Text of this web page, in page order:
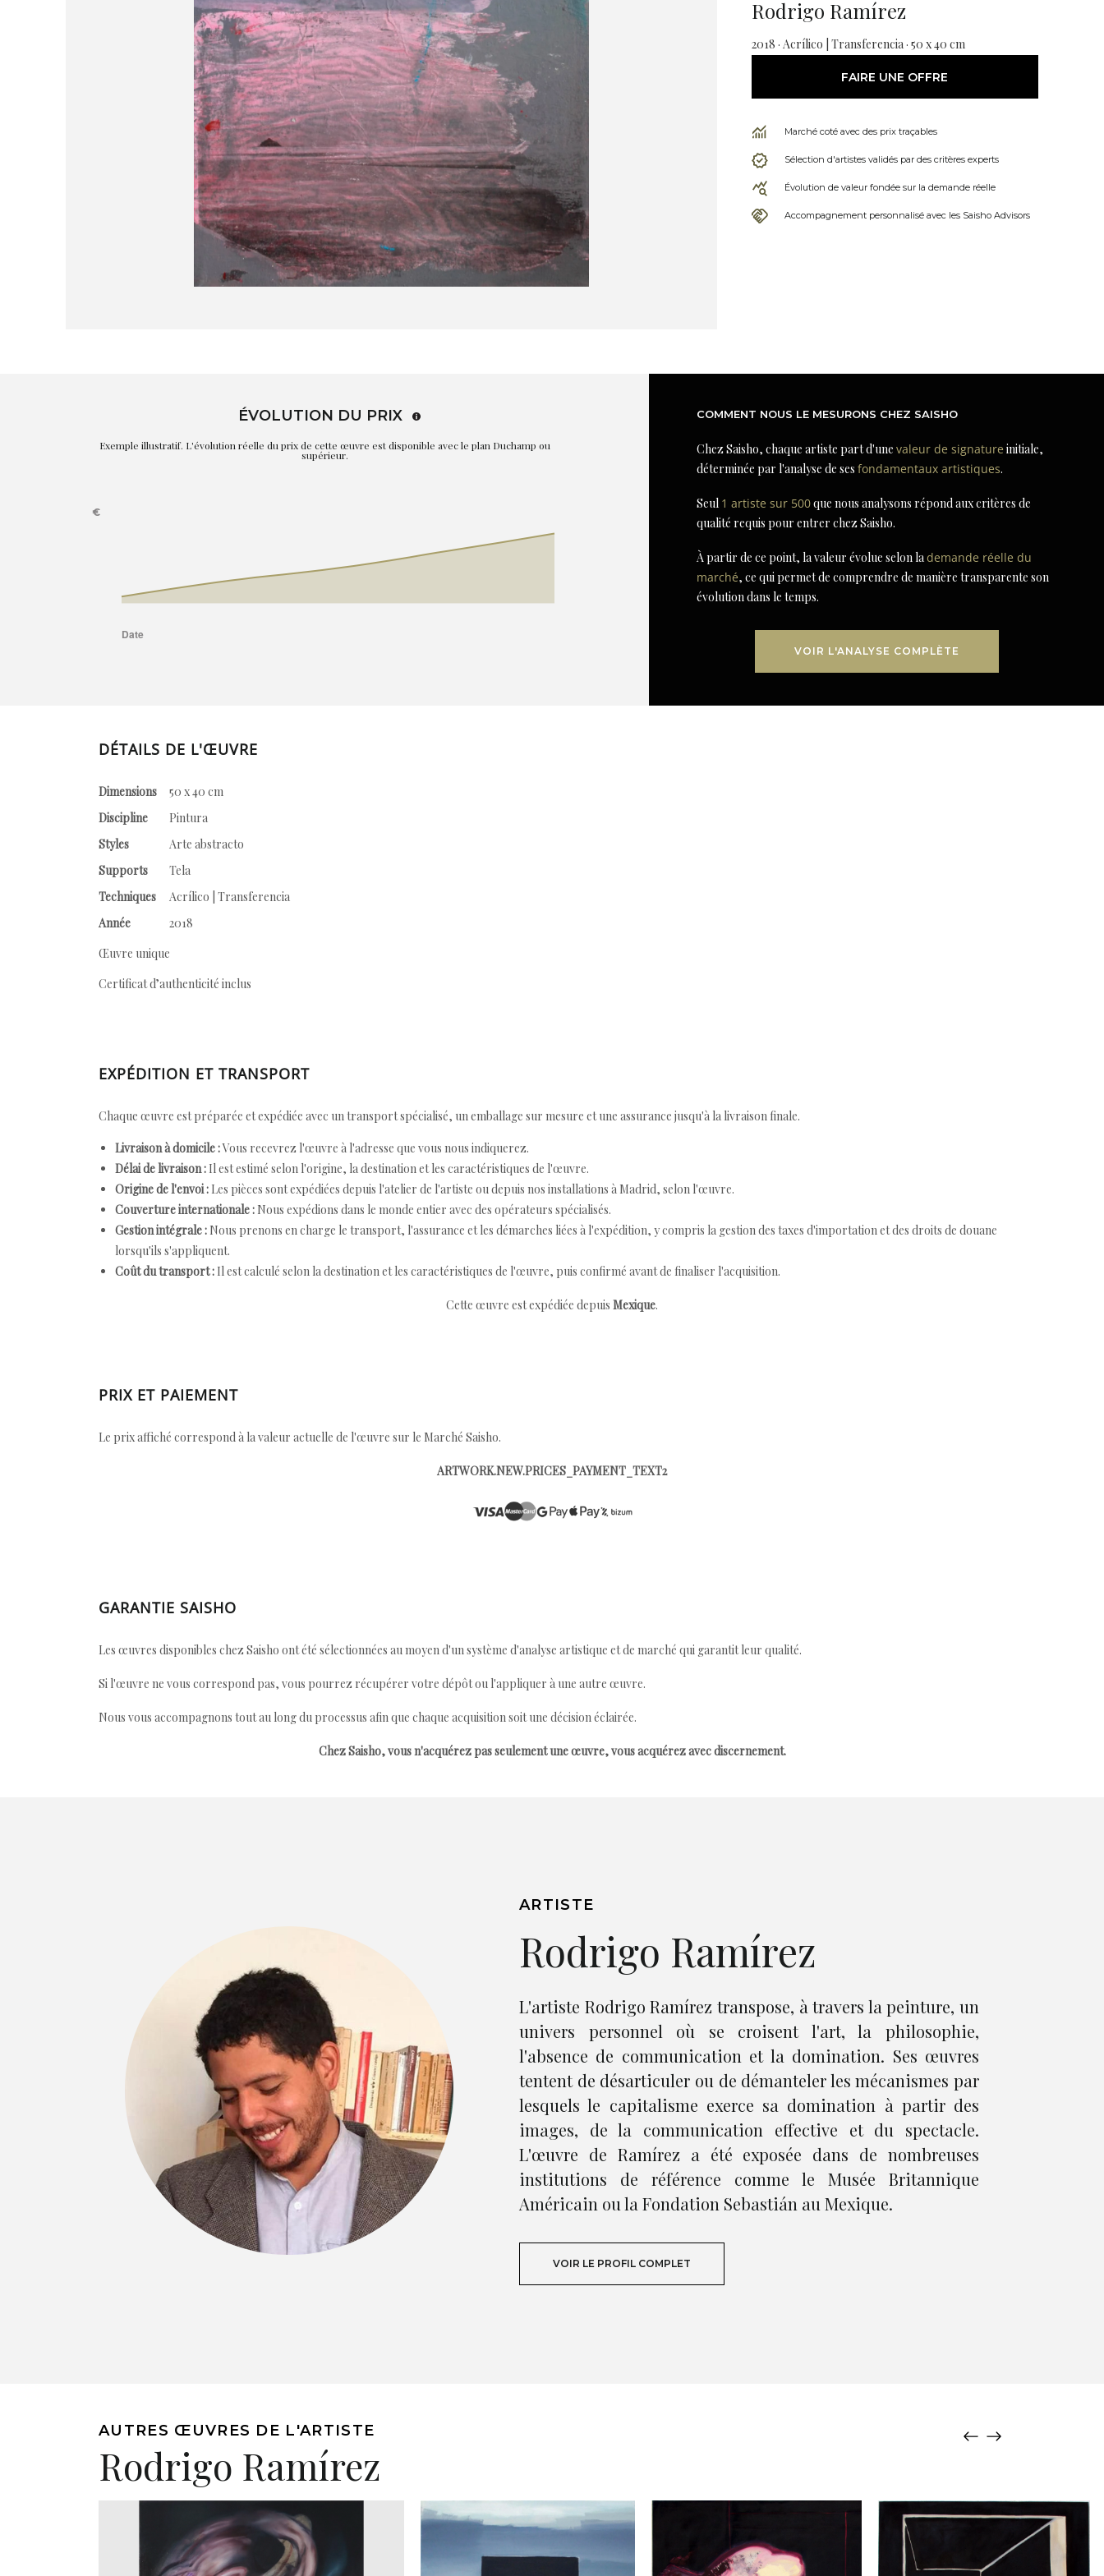
Rodrigo Ramírez
2018 · Acrílico | Transferencia · 50 x 40 cm
FAIRE UNE OFFRE
Marché coté avec des prix traçables
Sélection d'artistes validés par des critères experts
Évolution de valeur fondée sur la demande réelle
Accompagnement personnalisé avec les Saisho Advisors
ÉVOLUTION DU PRIX
Exemple illustratif. L'évolution réelle du prix de cette œuvre est disponible avec le plan Duchamp ou
supérieur.
COMMENT NOUS LE MESURONS CHEZ SAISHO
Chez Saisho, chaque artiste part d'unevaleur de signature initiale,
déterminée par l'analyse de sesfondamentaux artistiques.
Seul 1 artiste sur 500que nous analysons répond aux critères de
qualité requis pour entrer chez Saisho.
À partir de ce point, la valeur évolue selon lademande réelle du
marché, ce qui permet de comprendre de manière transparente son
évolution dans le temps.
VOIR L'ANALYSE COMPLÈTE
DÉTAILS DE L'ŒUVRE
Dimensions
50 x 40 cm
Discipline
Pintura
Styles
Arte abstracto
Supports
Tela
Techniques
Acrílico | Transferencia
Année
2018
Œuvre unique
Certificat d’authenticité inclus
EXPÉDITION ET TRANSPORT
Chaque œuvre est préparée et expédiée avec un transport spécialisé, un emballage sur mesure et une assurance jusqu'à la livraison finale.
Livraison à domicile :Vous recevrez l'œuvre à l'adresse que vous nous indiquerez.
Délai de livraison : Il est estimé selon l'origine, la destination et les caractéristiques de l'œuvre.
Origine de l'envoi : Les pièces sont expédiées depuis l'atelier de l'artiste ou depuis nos installations à Madrid, selon l'œuvre.
Couverture internationale : Nous expédions dans le monde entier avec des opérateurs spécialisés.
Gestion intégrale : Nous prenons en charge le transport, l'assurance et les démarches liées à l'expédition, y compris la gestion des taxes d'importation et des droits de douane
lorsqu'ils s'appliquent.
Coût du transport : Il est calculé selon la destination et les caractéristiques de l'œuvre, puis confirmé avant de finaliser l'acquisition.
Cette œuvre est expédiée depuis Mexique.
PRIX ET PAIEMENT
Le prix affiché correspond à la valeur actuelle de l'œuvre sur le Marché Saisho.
ARTWORK.NEW.PRICES_PAYMENT_TEXT2
GARANTIE SAISHO
Les œuvres disponibles chez Saisho ont été sélectionnées au moyen d'un système d'analyse artistique et de marché qui garantit leur qualité.
Si l'œuvre ne vous correspond pas, vous pourrez récupérer votre dépôt ou l'appliquer à une autre œuvre.
Nous vous accompagnons tout au long du processus afin que chaque acquisition soit une décision éclairée.
Chez Saisho, vous n'acquérez pas seulement une œuvre, vous acquérez avec discernement.
ARTISTE
Rodrigo Ramírez
L'artiste Rodrigo Ramírez transpose, à travers la peinture, un
univers personnel où se croisent l'art, la philosophie,
l'absence de communication et la domination. Ses œuvres
tentent de désarticuler ou de démanteler les mécanismes par
lesquels le capitalisme exerce sa domination à partir des
images, de la communication effective et du spectacle.
L'œuvre de Ramírez a été exposée dans de nombreuses
institutions de référence comme le Musée Britannique
Américain ou la Fondation Sebastián au Mexique.
VOIR LE PROFIL COMPLET
AUTRES ŒUVRES DE L'ARTISTE
Rodrigo Ramírez